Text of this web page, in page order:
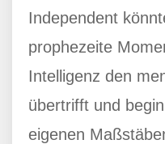
Independent
prophezeite
Intelligenz den
übertrifft und
eigenen